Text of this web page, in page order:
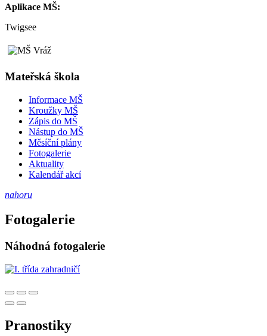
Aplikace MŠ:
Twigsee
Mateřská škola
Informace MŠ
Kroužky MŠ
Zápis do MŠ
Nástup do MŠ
Měsíční plány
Fotogalerie
Aktuality
Kalendář akcí
nahoru
Fotogalerie
Náhodná fotogalerie
Pranostiky